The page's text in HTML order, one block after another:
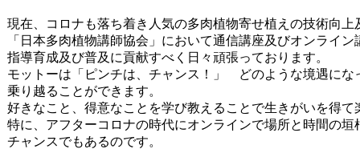
現在、コロナも落ち着き人気の多肉植物寄せ植えの技術向
「日本多肉植物講師協会」において通信講座及びオンライ
指導育成及び普及に貢献すべく日々頑張っております。
モットーは「ピンチは、チャンス！」 どのような境遇にな
乗り越ることができます。
好きなこと、得意なことを学び教えることで生きがいを得
特に、アフターコロナの時代にオンラインで場所と時間の
チャンスでもあるのです。